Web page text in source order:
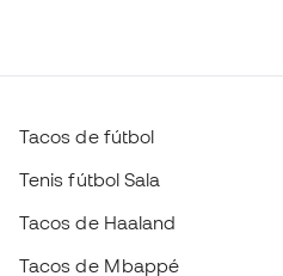
Tacos de fútbol
Tenis fútbol Sala
Tacos de Haaland
Tacos de Mbappé